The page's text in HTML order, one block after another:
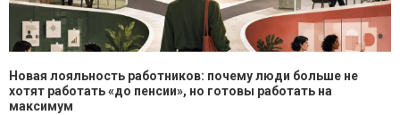
Новая лояльность работников: почему люди больше не
хотят работать «до пенсии», но готовы работать на
максимум